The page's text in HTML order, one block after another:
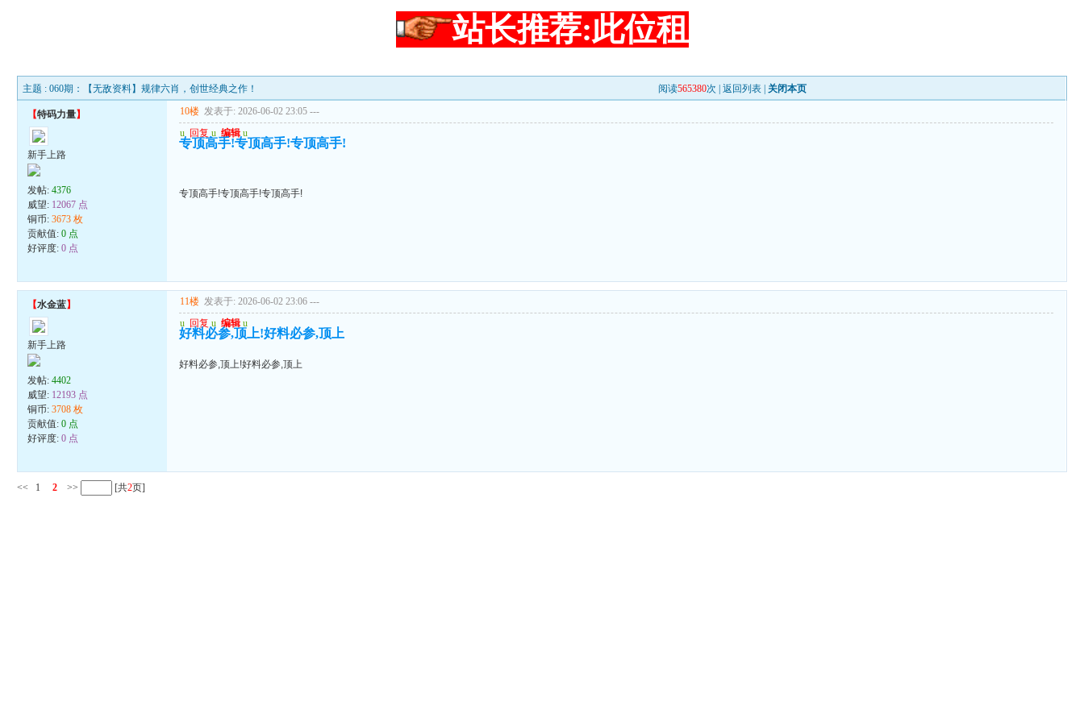
站长推荐:此位租
主题 : 060期：【无敌资料】规律六肖，创世经典之作！ 阅读565380次 |返回列表 关闭本页
【特码力量】
新手上路
发帖:4376
威望: 12067 点
铜币:3673 枚
贡献值:0 点
好评度:0 点
10楼 发表于: 2026-06-02 23:05 ---
u 回复 u 编辑 u
专顶高手!专顶高手!专顶高手!
专顶高手!专顶高手!专顶高手!
【水金蓝】
新手上路
发帖:4402
威望: 12193 点
铜币:3708 枚
贡献值:0 点
好评度:0 点
11楼 发表于: 2026-06-02 23:06 ---
u 回复 u 编辑 u
好料必参,顶上!好料必参,顶上
好料必参,顶上!好料必参,顶上
<< 1 2 >> [共2页]